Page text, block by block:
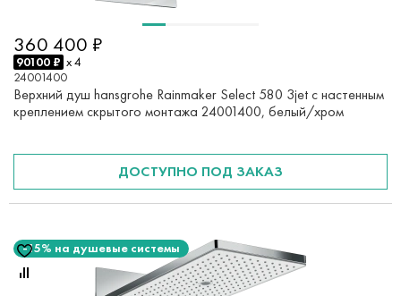
360 400 ₽
90100 ₽ x 4
24001400
Верхний душ hansgrohe Rainmaker Select 580 3jet с настенным
креплением скрытого монтажа 24001400, белый/хром
ДОСТУПНО ПОД ЗАКАЗ
-15% на душевые системы